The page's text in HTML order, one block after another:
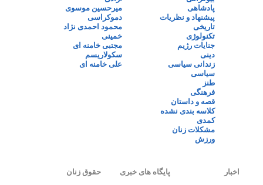
پادشاهی
پیشنهاد و نظریات
تاریخی
تکنولوژی
جنایات رژیم
دینی
زندانی سیاسی
سیاسی
طنز
فرهنگی
قصه و داستان
کلاسه بندی نشده
کمدی
مشکلات زنان
ورزش
میرحسین موسوی
دموکراسی
محمود احمدی نژاد
خمینی
مجتبی خامنه ای
سکولاریسم
علی خامنه ای
اخبار پایگاه های خبری حقوق زنان